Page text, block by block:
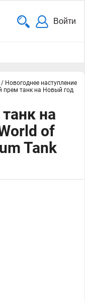
Войти
/ Новогоднее наступление
прем танк на Новый год
на
of
Tank